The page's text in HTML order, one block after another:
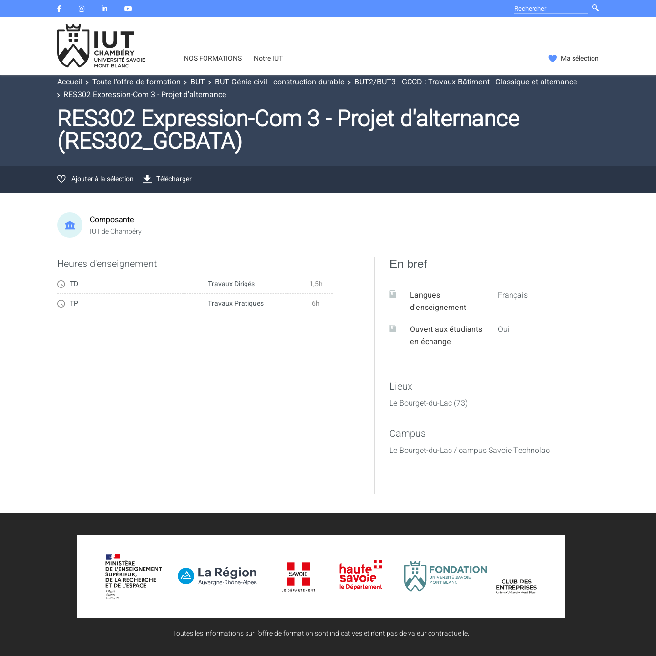
NOS FORMATIONS Notre IUT Ma sélection
Accueil Toute l'offre de formation BUT BUT Génie civil - construction durable
BUT2/BUT3 - GCCD : Travaux Bâtiment - Classique et alternance
RES302 Expression-Com 3 - Projet d'alternance
RES302 Expression-Com 3 - Projet d'alternance
(RES302_GCBATA)
Ajouter à la sélection Télécharger
Composante
IUT de Chambéry
Heures d'enseignement
TD Travaux Dirigés
1,5h
TP
Travaux Pratiques 6h
En bref
Langues
d'enseignement
Français
Ouvert aux étudiants
en échange
Oui
Lieux
Le Bourget-du-Lac (73)
Campus
Le Bourget-du-Lac / campus Savoie Technolac
Toutes les informations sur l'offre de formation sont indicatives et n'ont pas de valeur contractuelle.